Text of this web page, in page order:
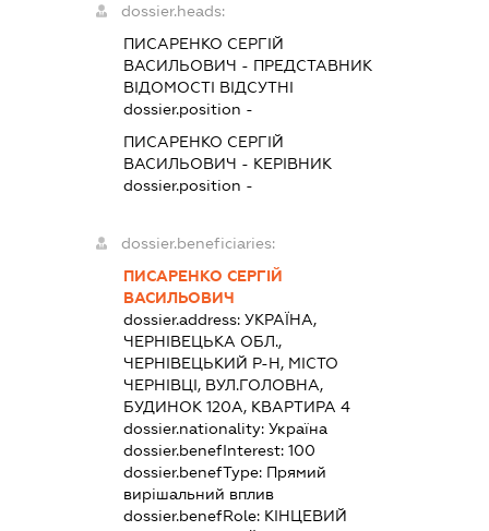
dossier.heads:
ПИСАРЕНКО СЕРГІЙ
ВАСИЛЬОВИЧ - ПРЕДСТАВНИК
ВІДОМОСТІ ВІДСУТНІ
dossier.position -
ПИСАРЕНКО СЕРГІЙ
ВАСИЛЬОВИЧ - КЕРІВНИК
dossier.position -
dossier.beneficiaries:
ПИСАРЕНКО СЕРГІЙ
ВАСИЛЬОВИЧ
dossier.address: УКРАЇНА,
ЧЕРНІВЕЦЬКА ОБЛ.,
ЧЕРНІВЕЦЬКИЙ Р-Н, МІСТО
ЧЕРНІВЦІ, ВУЛ.ГОЛОВНА,
БУДИНОК 120А, КВАРТИРА 4
dossier.nationality: Україна
dossier.benefInterest: 100
dossier.benefType: Прямий
вирішальний вплив
dossier.benefRole: КІНЦЕВИЙ